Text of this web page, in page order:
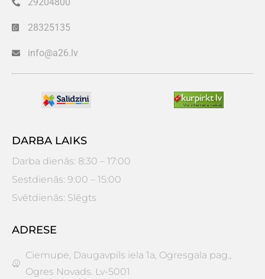
28325135
info@a26.lv
DARBA LAIKS
Darba dienās: 8:30 – 17:00
Sestdienās: 9:00 – 15:00
Svētdienās: Slēgts
ADRESE
Ciemupe, Daugavpils iela 1a, Ogresgala pag.,
Ogres Novads. Lv-5001